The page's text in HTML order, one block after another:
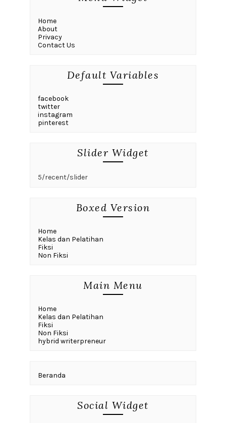
Home
About
Privacy
Contact Us
Default Variables
facebook
twitter
instagram
pinterest
Slider Widget
5/recent/slider
Boxed Version
Home
Kelas dan Pelatihan
Fiksi
Non Fiksi
Main Menu
Home
Kelas dan Pelatihan
Fiksi
Non Fiksi
hybrid writerpreneur
Beranda
Social Widget